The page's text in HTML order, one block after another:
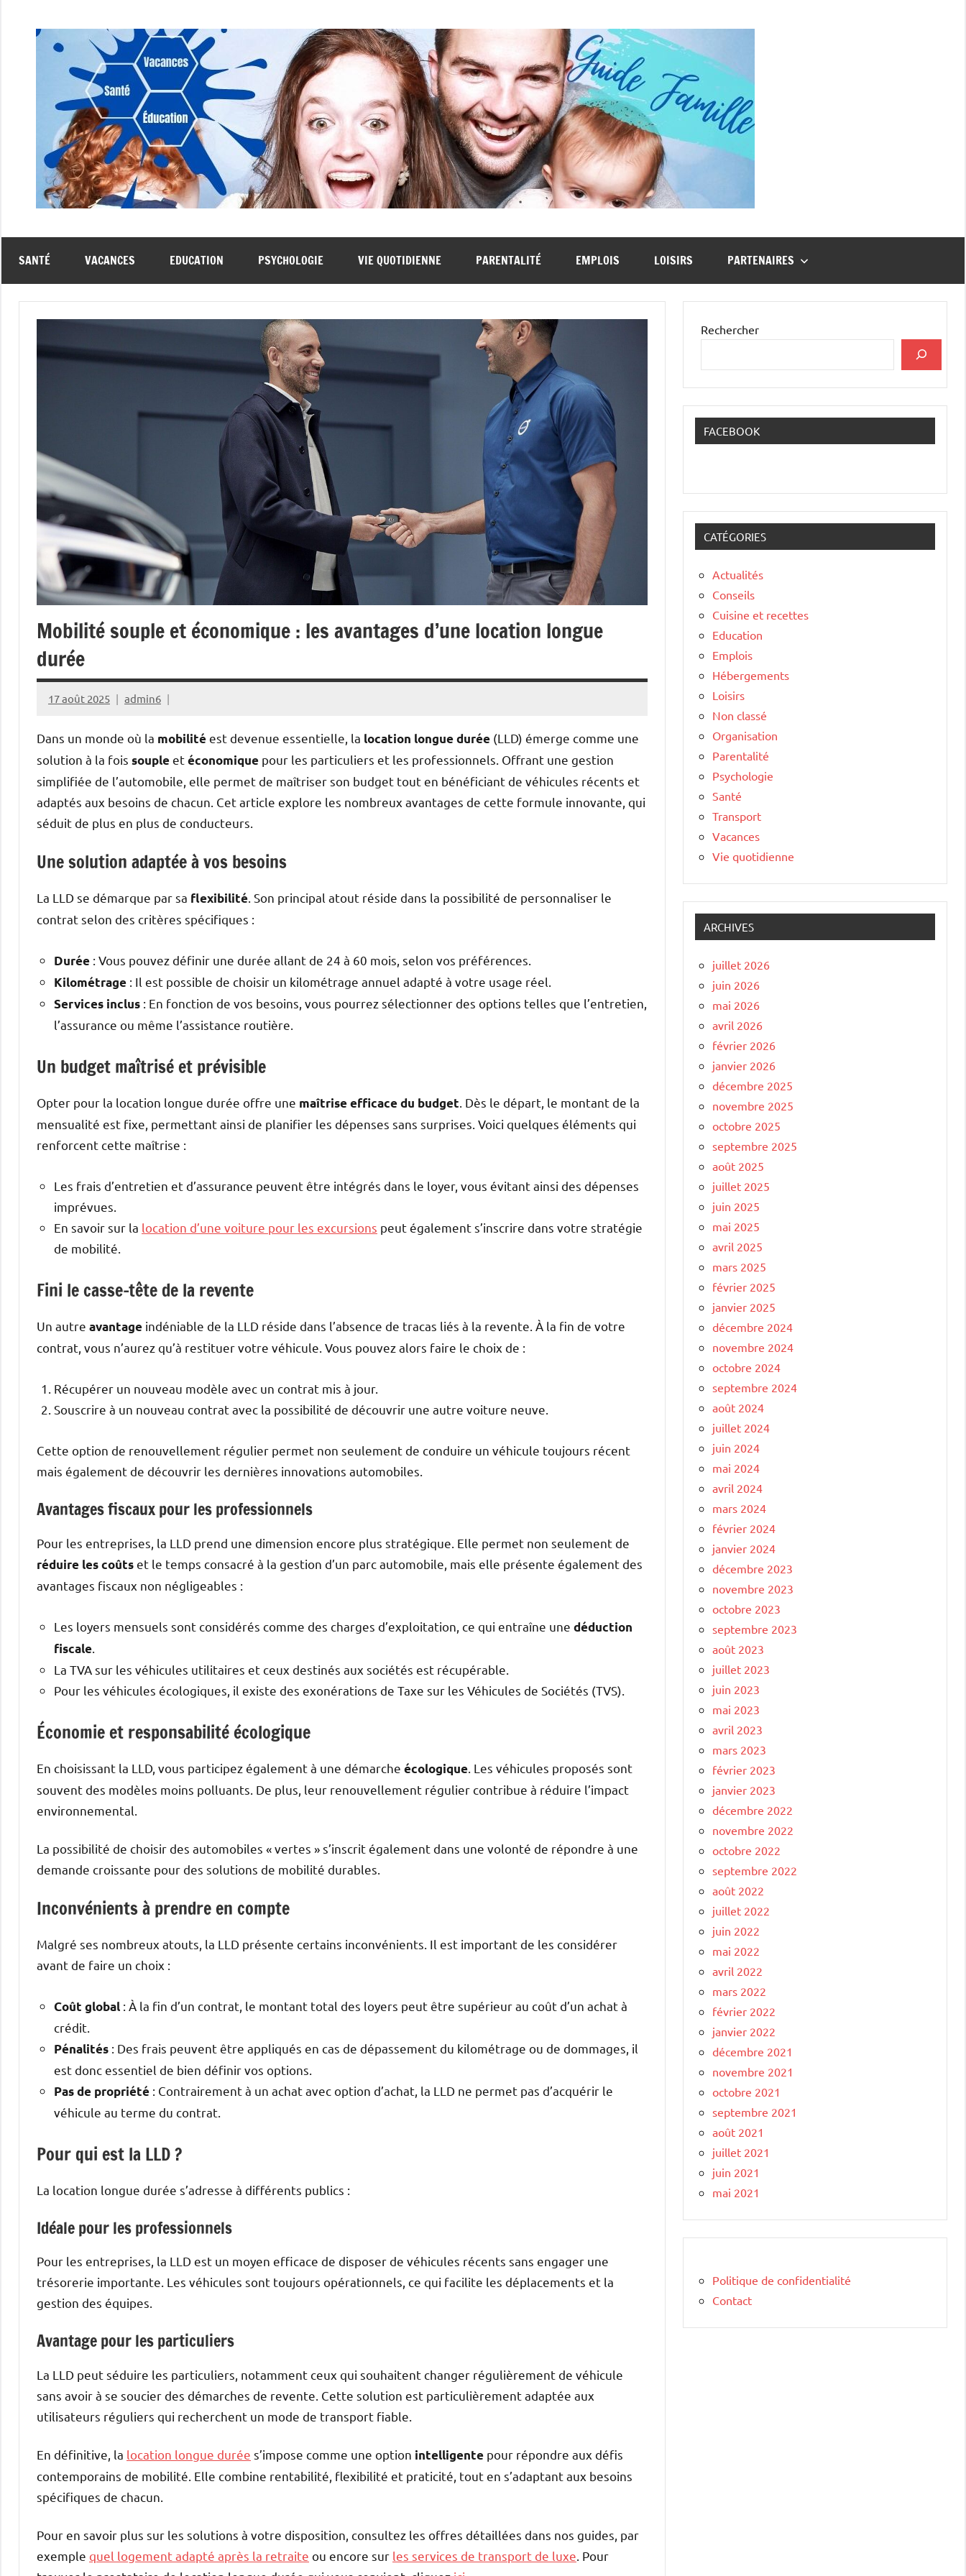
SANTÉ VACANCES EDUCATION PSYCHOLOGIE VIE QUOTIDIENNE PARENTALITÉ EMPLOIS LOISIRS PARTENAIRES
Mobilité souple et économique : les avantages d’une location longue
durée
17 août 2025 admin6
Dans un monde où la mobilitéest devenue essentielle, la location longue durée (LLD) émerge comme une
solution à la fois soupleetéconomique pour les particuliers et les professionnels. Offrant une gestion
simplifiée de l’automobile, elle permet de maîtriser son budget tout en bénéficiant de véhicules récents et
adaptés aux besoins de chacun. Cet article explore les nombreux avantages de cette formule innovante, qui
séduit de plus en plus de conducteurs.
Une solution adaptée à vos besoins
La LLD se démarque par sa flexibilité. Son principal atout réside dans la possibilité de personnaliser le
contrat selon des critères spécifiques :
Durée : Vous pouvez définir une durée allant de 24 à 60 mois, selon vos préférences.
Kilométrage : Il est possible de choisir un kilométrage annuel adapté à votre usage réel.
Services inclus : En fonction de vos besoins, vous pourrez sélectionner des options telles que l’entretien,
l’assurance ou même l’assistance routière.
Un budget maîtrisé et prévisible
Opter pour la location longue durée offre une maîtrise efficace du budget. Dès le départ, le montant de la
mensualité est fixe, permettant ainsi de planifier les dépenses sans surprises. Voici quelques éléments qui
renforcent cette maîtrise :
Les frais d’entretien et d’assurance peuvent être intégrés dans le loyer, vous évitant ainsi des dépenses
imprévues.
En savoir sur la location d’une voiture pour les excursions peut également s’inscrire dans votre stratégie
de mobilité.
Fini le casse-tête de la revente
Un autre avantage indéniable de la LLD réside dans l’absence de tracas liés à la revente. À la fin de votre
contrat, vous n’aurez qu’à restituer votre véhicule. Vous pouvez alors faire le choix de :
Récupérer un nouveau modèle avec un contrat mis à jour.
Souscrire à un nouveau contrat avec la possibilité de découvrir une autre voiture neuve.
Cette option de renouvellement régulier permet non seulement de conduire un véhicule toujours récent
mais également de découvrir les dernières innovations automobiles.
Avantages fiscaux pour les professionnels
Pour les entreprises, la LLD prend une dimension encore plus stratégique. Elle permet non seulement de
réduire les coûtset le temps consacré à la gestion d’un parc automobile, mais elle présente également des
avantages fiscaux non négligeables :
Les loyers mensuels sont considérés comme des charges d’exploitation, ce qui entraîne une déduction
fiscale
La TVA sur les véhicules utilitaires et ceux destinés aux sociétés est récupérable.
Pour les véhicules écologiques, il existe des exonérations de Taxe sur les Véhicules de Sociétés (TVS).
Économie et responsabilité écologique
En choisissant la LLD, vous participez également à une démarche écologique . Les véhicules proposés sont
souvent des modèles moins polluants. De plus, leur renouvellement régulier contribue à réduire l’impact
environnemental.
La possibilité de choisir des automobiles « vertes » s’inscrit également dans une volonté de répondre à une
demande croissante pour des solutions de mobilité durables.
Inconvénients à prendre en compte
Malgré ses nombreux atouts, la LLD présente certains inconvénients. Il est important de les considérer
avant de faire un choix :
Coût global : À la fin d’un contrat, le montant total des loyers peut être supérieur au coût d’un achat à
crédit.
Pénalités : Des frais peuvent être appliqués en cas de dépassement du kilométrage ou de dommages, il
est donc essentiel de bien définir vos options.
Pas de propriété : Contrairement à un achat avec option d’achat, la LLD ne permet pas d’acquérir le
véhicule au terme du contrat.
Pour qui est la LLD ?
La location longue durée s’adresse à différents publics :
Idéale pour les professionnels
Pour les entreprises, la LLD est un moyen efficace de disposer de véhicules récents sans engager une
trésorerie importante. Les véhicules sont toujours opérationnels, ce qui facilite les déplacements et la
gestion des équipes.
Avantage pour les particuliers
La LLD peut séduire les particuliers, notamment ceux qui souhaitent changer régulièrement de véhicule
sans avoir à se soucier des démarches de revente. Cette solution est particulièrement adaptée aux
utilisateurs réguliers qui recherchent un mode de transport fiable.
En définitive, la location longue durée s’impose comme une option intelligente pour répondre aux défis
contemporains de mobilité. Elle combine rentabilité, flexibilité et praticité, tout en s’adaptant aux besoins
spécifiques de chacun.
Pour en savoir plus sur les solutions à votre disposition, consultez les offres détaillées dans nos guides, par
exemple quel logement adapté après la retraite ou encore sur les services de transport de luxe . Pour
Rechercher
FACEBOOK
CATÉGORIES
Actualités
Conseils
Cuisine et recettes
Education
Emplois
Hébergements
Loisirs
Non classé
Organisation
Parentalité
Psychologie
Santé
Transport
Vacances
Vie quotidienne
ARCHIVES
juillet 2026
juin 2026
mai 2026
avril 2026
février 2026
janvier 2026
décembre 2025
novembre 2025
octobre 2025
septembre 2025
août 2025
juillet 2025
juin 2025
mai 2025
avril 2025
mars 2025
février 2025
janvier 2025
décembre 2024
novembre 2024
octobre 2024
septembre 2024
août 2024
juillet 2024
juin 2024
mai 2024
avril 2024
mars 2024
février 2024
janvier 2024
décembre 2023
novembre 2023
octobre 2023
septembre 2023
août 2023
juillet 2023
juin 2023
mai 2023
avril 2023
mars 2023
février 2023
janvier 2023
décembre 2022
novembre 2022
octobre 2022
septembre 2022
août 2022
juillet 2022
juin 2022
mai 2022
avril 2022
mars 2022
février 2022
janvier 2022
décembre 2021
novembre 2021
octobre 2021
septembre 2021
août 2021
juillet 2021
juin 2021
mai 2021
Politique de confidentialité
Contact